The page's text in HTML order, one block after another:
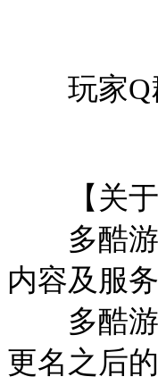
玩家Q群
【关于
多酷游
内容及服务
多酷游
更名之后